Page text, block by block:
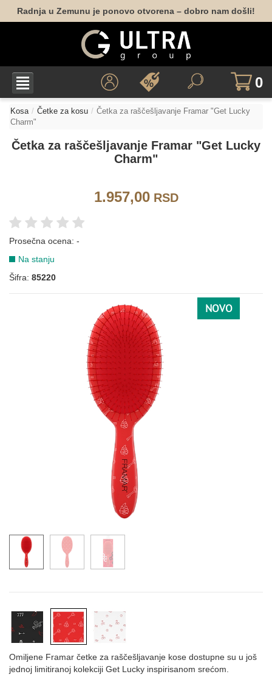
Radnja u Zemunu je ponovo otvorena – dobro nam došli!
0
Kosa Četke za kosu
Četka za raščešljavanje Framar "Get Lucky
Charm"
Četka za raščešljavanje Framar "Get Lucky
Charm"
1.957,00RSD
Prosečna ocena: -
Na stanju
Šifra: 85220
NOVO
Omiljene Framar četke za raščešljavanje kose dostupne su u još
jednoj limitiranoj kolekciji Get Lucky inspirisanom srećom.